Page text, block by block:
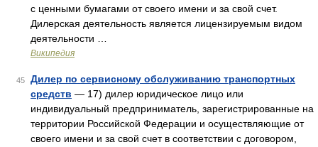
с ценными бумагами от своего имени и за свой счет.
Дилерская деятельность является лицензируемым видом
деятельности …
Википедия
45
Дилер по сервисному обслуживанию транспортных
средств — 17) дилер юридическое лицо или
индивидуальный предприниматель, зарегистрированные на
территории Российской Федерации и осуществляющие от
своего имени и за свой счет в соответствии с договором,